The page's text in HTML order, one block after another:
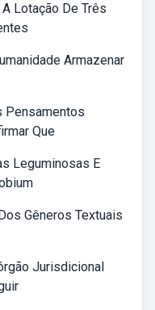
Lotação De Três
Armazenar
Pensamentos
Que
Leguminosas E
Gêneros Textuais
Jurisdicional